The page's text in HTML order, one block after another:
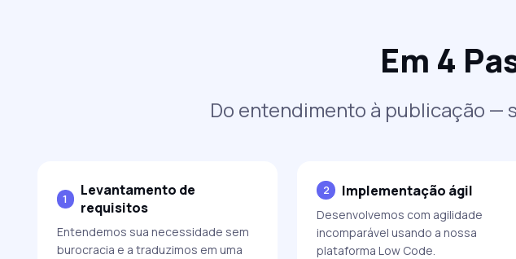
Em 4
Do entendimento à publicação —
1
Levantamento de
requisitos
Entendemos sua necessidade sem
burocracia e a traduzimos em uma
2 Implementação ágil
Desenvolvemos com agilidade
incomparável usando a nossa
plataforma Low Code.